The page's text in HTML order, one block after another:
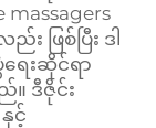
ဖြစ်ပြီး ဒါ
ရေးဆိုင်ရာ
ဒီဇိုင်း
င့်